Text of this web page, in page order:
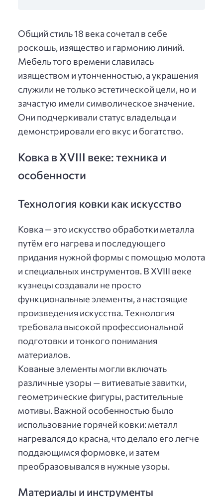
Общий стиль 18 века сочетал в себе
роскошь, изящество и гармонию линий.
Мебель того времени славилась
изяществом и утонченностью, а украшения
служили не только эстетической цели, но и
зачастую имели символическое значение.
Они подчеркивали статус владельца и
демонстрировали его вкус и богатство.
Ковка в XVIII веке: техника и
особенности
Технология ковки как искусство
Ковка — это искусство обработки металла
путём его нагрева и последующего
придания нужной формы с помощью молота
и специальных инструментов. В XVIII веке
кузнецы создавали не просто
функциональные элементы, а настоящие
произведения искусства. Технология
требовала высокой профессиональной
подготовки и тонкого понимания
материалов.
Кованые элементы могли включать
различные узоры — витиеватые завитки,
геометрические фигуры, растительные
мотивы. Важной особенностью было
использование горячей ковки: металл
нагревался до красна, что делало его легче
поддающимся формовке, и затем
преобразовывался в нужные узоры.
Материалы и инструменты